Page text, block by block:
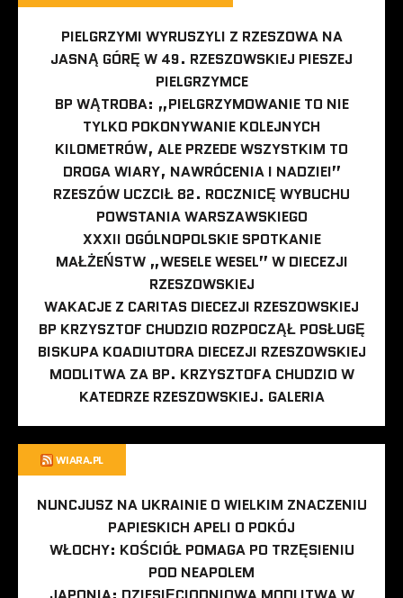
PIELGRZYMI WYRUSZYLI Z RZESZOWA NA
JASNĄ GÓRĘ W 49. RZESZOWSKIEJ PIESZEJ
PIELGRZYMCE
BP WĄTROBA: „PIELGRZYMOWANIE TO NIE
TYLKO POKONYWANIE KOLEJNYCH
KILOMETRÓW, ALE PRZEDE WSZYSTKIM TO
DROGA WIARY, NAWRÓCENIA I NADZIEI”
RZESZÓW UCZCIŁ 82. ROCZNICĘ WYBUCHU
POWSTANIA WARSZAWSKIEGO
XXXII OGÓLNOPOLSKIE SPOTKANIE
MAŁŻEŃSTW „WESELE WESEL” W DIECEZJI
RZESZOWSKIEJ
WAKACJE Z CARITAS DIECEZJI RZESZOWSKIEJ
BP KRZYSZTOF CHUDZIO ROZPOCZĄŁ POSŁUGĘ
BISKUPA KOADIUTORA DIECEZJI RZESZOWSKIEJ
MODLITWA ZA BP. KRZYSZTOFA CHUDZIO W
KATEDRZE RZESZOWSKIEJ. GALERIA
WIARA.PL
NUNCJUSZ NA UKRAINIE O WIELKIM ZNACZENIU
PAPIESKICH APELI O POKÓJ
WŁOCHY: KOŚCIÓŁ POMAGA PO TRZĘSIENIU
POD NEAPOLEM